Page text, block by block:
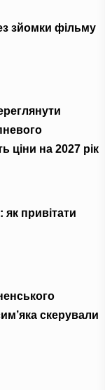
зйомки фільму
ціни на 2027 рік
привітати
скерували